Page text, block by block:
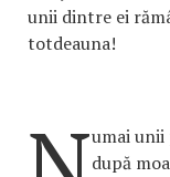
unii dintre ei
totdeauna!
umai unii
după